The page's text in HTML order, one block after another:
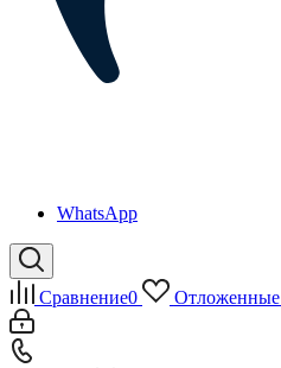
WhatsApp
Сравнение0 Отложенные